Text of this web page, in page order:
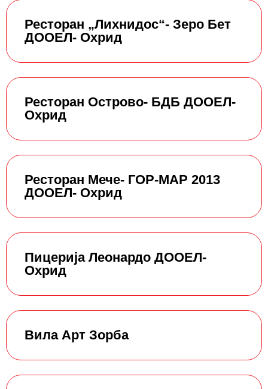
Ресторан „Лихнидос“- Зеро Бет
ДООЕЛ- Охрид
Ресторан Острово- БДБ ДООЕЛ-
Охрид
Ресторан Мече- ГОР-МАР 2013
ДООЕЛ- Охрид
Пицерија Леонардо ДООЕЛ-
Охрид
Вила Арт Зорба